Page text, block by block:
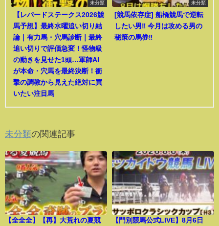
未分類
【レパードステークス2026競
馬予想】最終水曜追い切り結
論｜有力馬・穴馬診断｜最終
追い切りで評価急変！怪物級
の動きを見せた1頭…軍師AI
が本命・穴馬を最終決断！衝
撃の調教から見えた絶対に買
いたい注目馬
未分類
[競馬依存症] 船橋競馬で逆転
したい男‼️ 今月は攻める男の
秘策の馬券‼️
未分類の関連記事
【全全全】【再】大荒れの夏競
【門別競馬公式LIVE】8月6日